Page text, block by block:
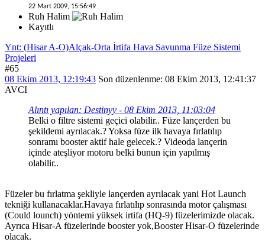
22 Mart 2009, 15:56:49
Ruh Halim
Kayıtlı
Ynt: (Hisar A-O)Alçak-Orta İrtifa Hava Savunma Füze Sistemi
Projeleri
#65
08 Ekim 2013, 12:19:43 Son düzenlenme: 08 Ekim 2013, 12:41:37
AVCI
Alıntı yapılan: Destinyy - 08 Ekim 2013, 11:03:04
Belki o filtre sistemi geçici olabilir.. Füze lançerden bu
şekildemi ayrılacak.? Yoksa füze ilk havaya fırlatılıp
sonramı booster aktif hale gelecek.? Videoda lançerin
içinde ateşliyor motoru belki bunun için yapılmış
olabilir..
Füzeler bu fırlatma şekliyle lançerden ayrılacak yani Hot Launch
tekniği kullanacaklar.Havaya fırlatılıp sonrasında motor çalışması
(Could lounch) yöntemi yüksek irtifa (HQ-9) füzelerimizde olacak.
Ayrıca Hisar-A füzelerinde booster yok,Booster Hisar-O füzelerinde
olacak.